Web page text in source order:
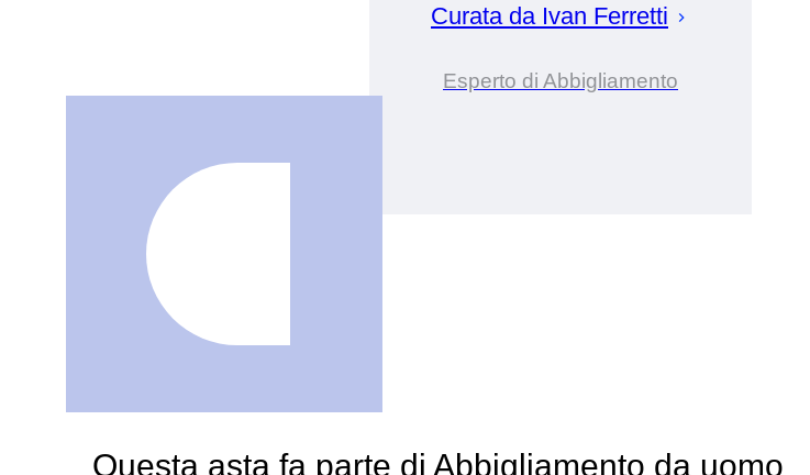
Curata da Ivan Ferretti
Esperto di Abbigliamento
Questa asta fa parte di Abbigliamento da uomo